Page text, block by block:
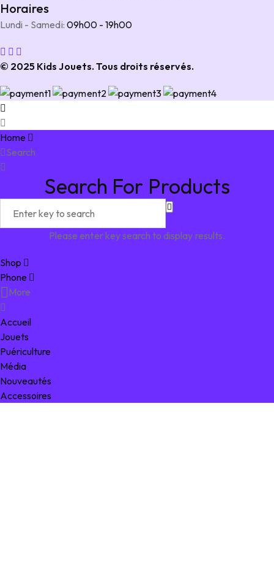
Horaires
Lundi - Samedi: 09h00 - 19h00
© 2025 Kids Jouets. Tous droits réservés.
Home
Search
Search For Products
Please enter key search to display results.
Shop
Phone
More
Accueil
Jouets
Puériculture
Média
Nouveautés
Accessoires